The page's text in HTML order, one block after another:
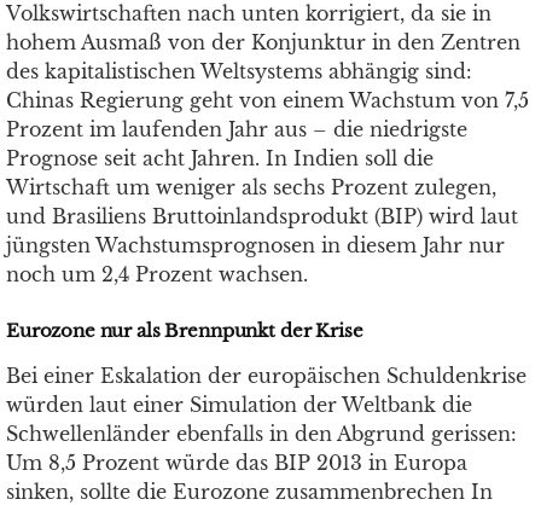
Volkswirtschaften nach unten korrigiert, da sie in
hohem Ausmaß von der Konjunktur in den Zentren
des kapitalistischen Weltsystems abhängig sind:
Chinas Regierung geht von einem Wachstum von 7,5
Prozent im laufenden Jahr aus – die niedrigste
Prognose seit acht Jahren. In Indien soll die
Wirtschaft um weniger als sechs Prozent zulegen,
und Brasiliens Bruttoinlandsprodukt (BIP) wird laut
jüngsten Wachstumsprognosen in diesem Jahr nur
noch um 2,4 Prozent wachsen.
Eurozone nur als Brennpunkt der Krise
Bei einer Eskalation der europäischen Schuldenkrise
würden laut einer Simulation der Weltbank die
Schwellenländer ebenfalls in den Abgrund gerissen:
Um 8,5 Prozent würde das BIP 2013 in Europa
sinken, sollte die Eurozone zusammenbrechen In